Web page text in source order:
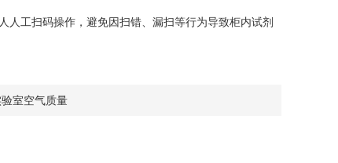
工扫码操作，避免因扫错、漏扫等行为导致柜内试剂
室空气质量